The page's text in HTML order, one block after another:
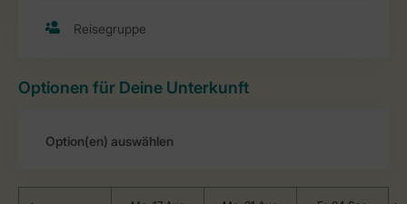
Optionen für Deine Unterkunft